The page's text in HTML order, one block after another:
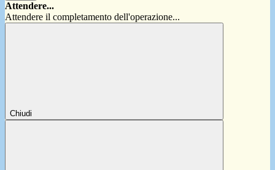
Attendere...
Attendere il completamento dell'operazione...
Chiudi